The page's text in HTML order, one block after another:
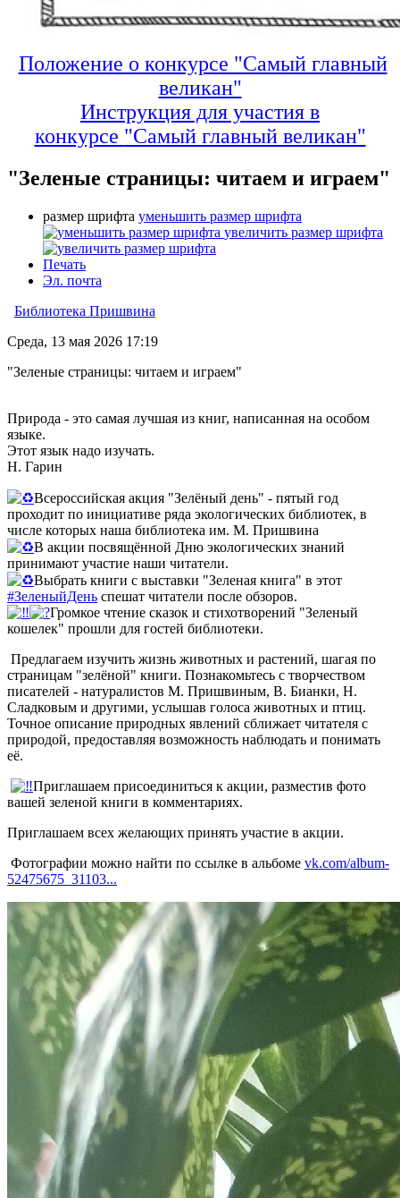
Положение о конкурсе "Самый главный
великан"
Инструкция для участия в
конкурсе "Самый главный великан"
"Зеленые страницы: читаем и играем"
размер шрифта уменьшить размер шрифта
увеличить размер шрифта
Печать
Эл. почта
Библиотека Пришвина
Среда, 13 мая 2026 17:19
"Зеленые страницы: читаем и играем"
Природа - это самая лучшая из книг, написанная на особом
языке.
Этот язык надо изучать.
Н. Гарин
Всероссийская акция "Зелёный день" - пятый год
проходит по инициативе ряда экологических библиотек, в
числе которых наша библиотека им. М. Пришвина
В акции посвящённой Дню экологических знаний
принимают участие наши читатели.
Выбрать книги c выставки "Зеленая книга" в этот
#ЗеленыйДень спешат читатели после обзоров.
Громкое чтение сказок и стихотворений "Зеленый
кошелек" прошли для гостей библиотеки.
Предлагаем изучить жизнь животных и растений, шагая по
страницам "зелёной" книги. Познакомьтесь с творчеством
писателей - натуралистов М. Пришвиным, В. Бианки, Н.
Сладковым и другими, услышав голоса животных и птиц.
Точное описание природных явлений сближает читателя с
природой, предоставляя возможность наблюдать и понимать
её.
Приглашаем присоединиться к акции, разместив фото
вашей зеленой книги в комментариях.
Приглашаем всех желающих принять участие в акции.
Фотографии можно найти по ссылке в альбоме vk.com/album-
52475675_31103...